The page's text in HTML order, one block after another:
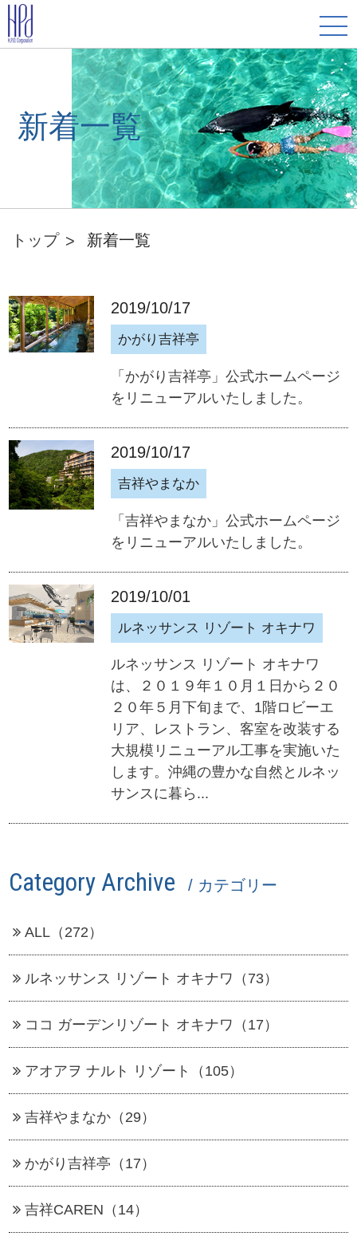
新着一覧
トップ 新着一覧
2019/10/17
かがり吉祥亭
「かがり吉祥亭」公式ホームページ
をリニューアルいたしました。
2019/10/17
吉祥やまなか
「吉祥やまなか」公式ホームページ
をリニューアルいたしました。
2019/10/01
ルネッサンス リゾート オキナワ
ルネッサンス リゾート オキナワ
は、２０１９年１０月１日から２０
２０年５月下旬まで、1階ロビーエ
リア、レストラン、客室を改装する
大規模リニューアル工事を実施いた
します。沖縄の豊かな自然とルネッ
サンスに暮ら...
Category Archive / カテゴリー
ALL（272）
ルネッサンス リゾート オキナワ（73）
ココ ガーデンリゾート オキナワ（17）
アオアヲ ナルト リゾート（105）
吉祥やまなか（29）
かがり吉祥亭（17）
吉祥CAREN（14）